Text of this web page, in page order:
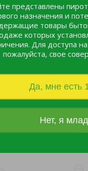
представлены
назначения и
товары
которых
Для доступа
пожалуйста, свое
Да, мне есть
Нет, я
F1 10шт /10